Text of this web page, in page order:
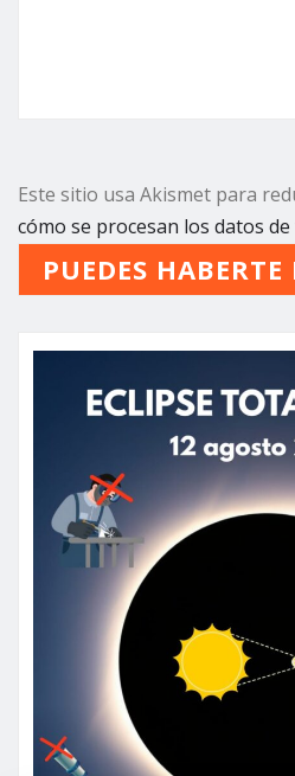
Este sitio usa Akismet para
cómo se procesan los datos
PUEDES HABERTE